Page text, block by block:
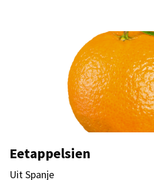
Eetappelsien
Uit Spanje